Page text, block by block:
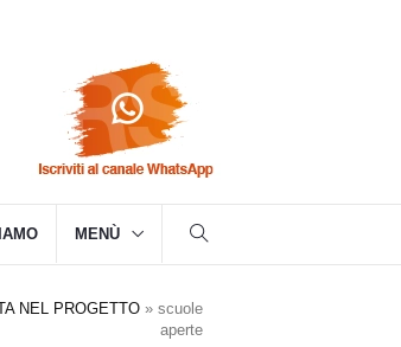
MENÙ
NEL PROGETTO » scuole
aperte